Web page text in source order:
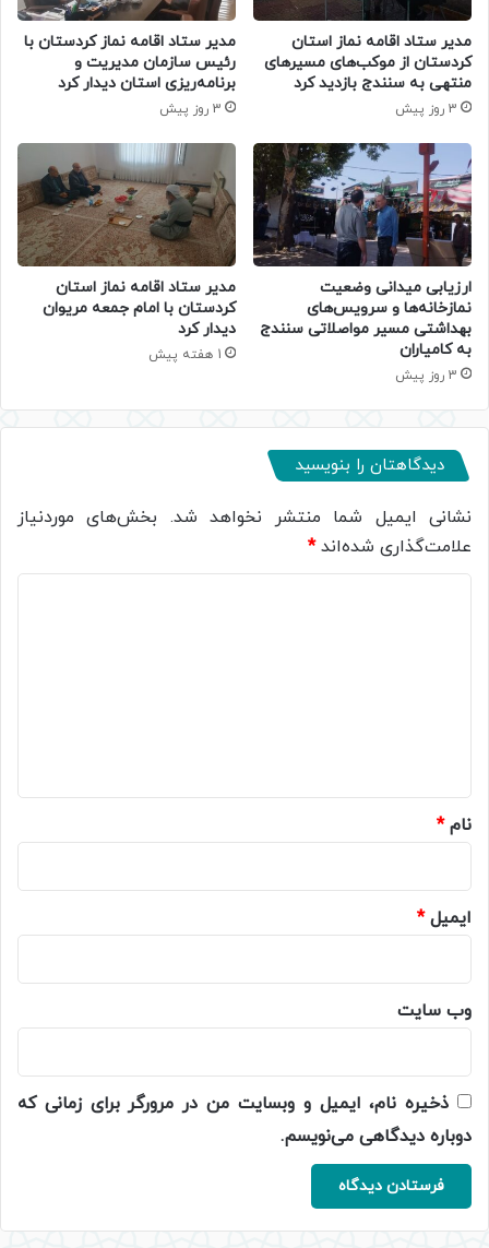
مدیر ستاد اقامه نماز استان
کردستان از موکب‌های مسیرهای
منتهی به سنندج بازدید کرد
3 روز پیش
مدیر ستاد اقامه نماز کردستان با
رئیس سازمان مدیریت و
برنامه‌ریزی استان دیدار کرد
3 روز پیش
ارزیابی میدانی وضعیت
نمازخانه‌ها و سرویس‌های
بهداشتی مسیر مواصلاتی سنندج
به کامیاران
3 روز پیش
مدیر ستاد اقامه نماز استان
کردستان با امام جمعه مریوان
دیدار کرد
1 هفته پیش
دیدگاهتان را بنویسید
نشانی ایمیل شما منتشر نخواهد شد. بخش‌های موردنیاز
علامت‌گذاری شده‌اند*
نام*
ایمیل*
وب‌ سایت
ذخیره نام، ایمیل و وبسایت من در مرورگر برای زمانی که
دوباره دیدگاهی می‌نویسم.